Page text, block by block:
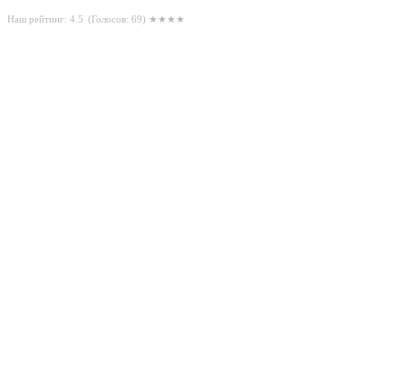
Наш рейтинг: 4.5 (Голосов: 69) ★★★★